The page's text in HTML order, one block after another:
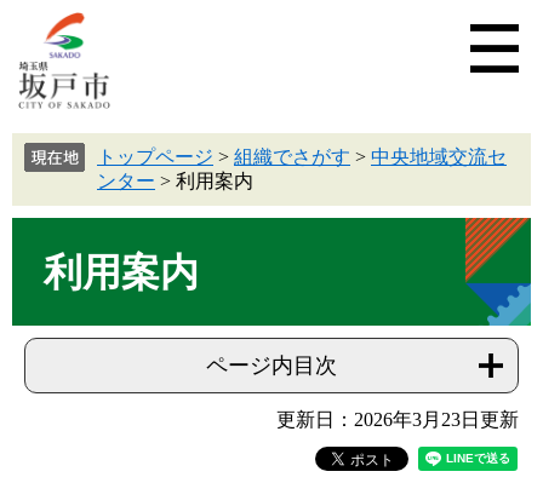
トップページ > 組織でさがす > 中央地域交流セ
ンター > 利用案内
利用案内
ページ内目次
更新日：2026年3月23日更新